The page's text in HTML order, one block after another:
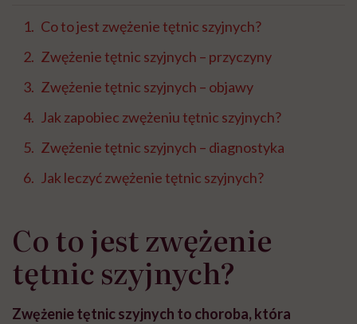
Co to jest zwężenie tętnic szyjnych?
Zwężenie tętnic szyjnych – przyczyny
Zwężenie tętnic szyjnych – objawy
Jak zapobiec zwężeniu tętnic szyjnych?
Zwężenie tętnic szyjnych – diagnostyka
Jak leczyć zwężenie tętnic szyjnych?
Co to jest zwężenie
tętnic szyjnych?
Zwężenie tętnic szyjnych to choroba, która